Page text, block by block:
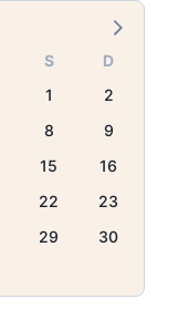
S
D
1
2
8
9
15
16
22
23
29
30